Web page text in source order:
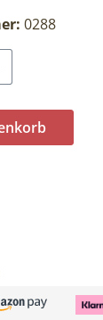
0288
Gib